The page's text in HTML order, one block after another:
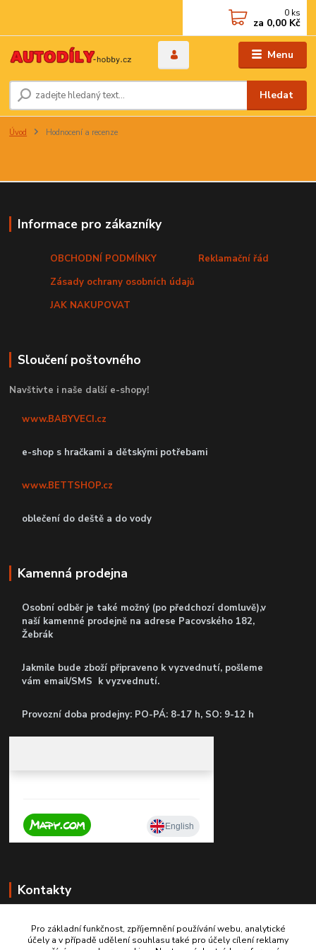
Menu
Hledat
0 ks
za 0,00 Kč
Úvod Hodnocení a recenze
Informace pro zákazníky
OBCHODNÍ PODMÍNKY
Reklamační řád
Zásady ochrany osobních údajů
JAK NAKUPOVAT
Sloučení poštovného
Navštivte i naše další e-shopy!
www.BABYVECI.cz
e-shop s hračkami a dětskými potřebami
www.BETTSHOP.cz
oblečení do deště a do vody
Kamenná prodejna
Osobní odběr je také možný (po předchozí domluvě),v
naší kamenné prodejně na adrese Pacovského 182,
Žebrák
Jakmile bude zboží připraveno k vyzvednutí, pošleme
vám email/SMS k vyzvednutí.
Provozní doba prodejny: PO-PÁ: 8-17 h, SO: 9-12 h
Kontakty
+420 603467970
Pro základní funkčnost, zpříjemnění používání webu, analytické
účely a v případě udělení souhlasu také pro účely cílení reklamy